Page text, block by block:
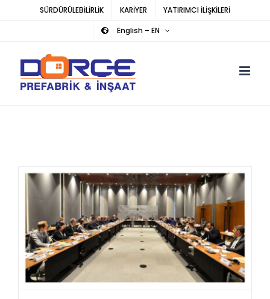
SÜRDÜRÜLEBİLİRLİK KARİYER
YATIRIMCI İLİŞKİLERİ
English – EN